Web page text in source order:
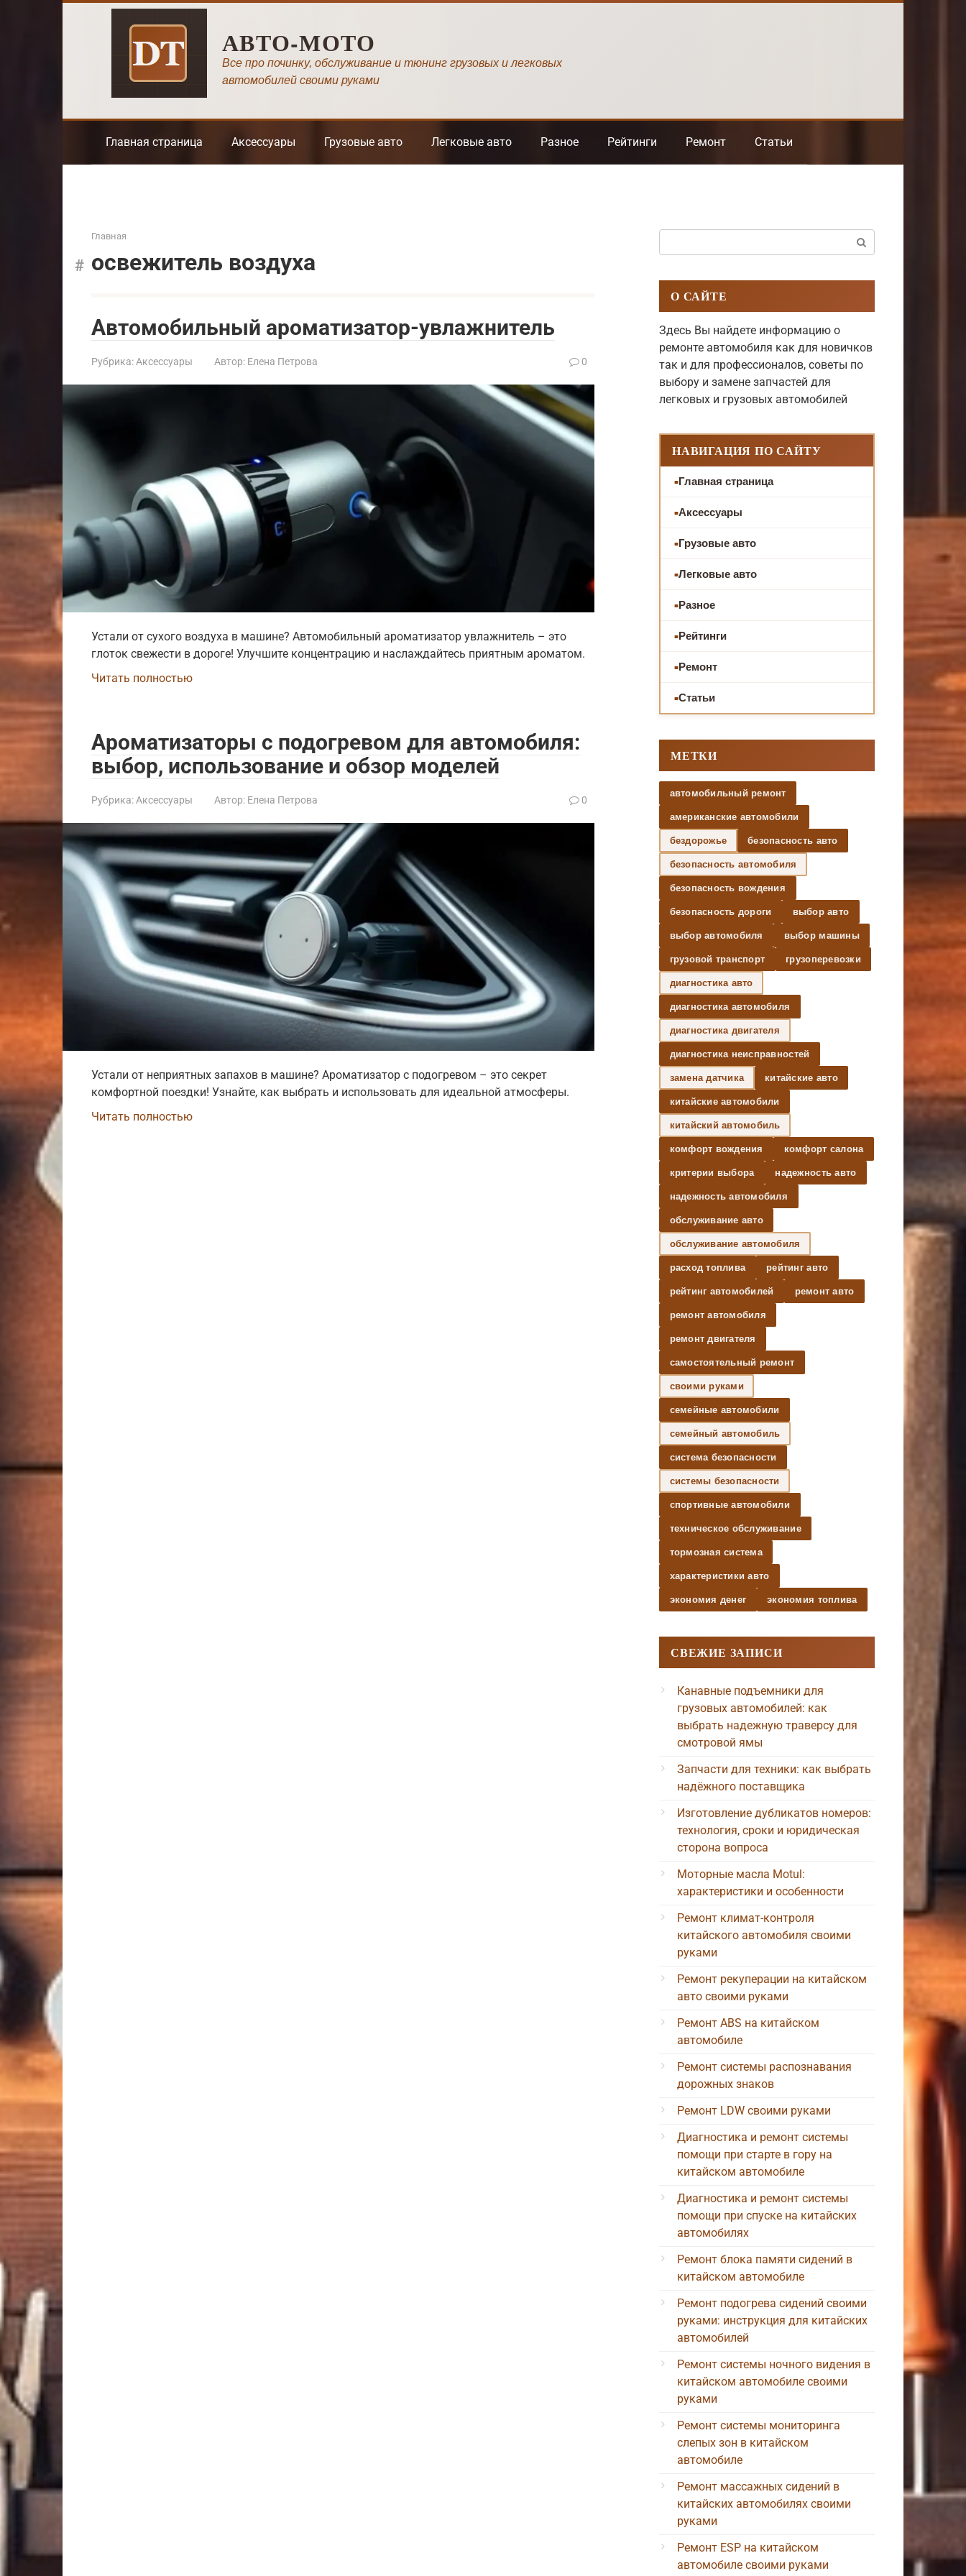
АВТО-МОТО
Все про починку, обслуживание и тюнинг грузовых и легковых
автомобилей своими руками
Главная страница Аксессуары Грузовые авто Легковые авто Разное Рейтинги Ремонт Статьи
Главная
освежитель воздуха
Автомобильный ароматизатор-увлажнитель
Рубрика: Аксессуары Автор: Елена Петрова 0
Устали от сухого воздуха в машине? Автомобильный ароматизатор увлажнитель – это
глоток свежести в дороге! Улучшите концентрацию и наслаждайтесь приятным ароматом.
Читать полностью
Ароматизаторы с подогревом для автомобиля:
выбор, использование и обзор моделей
Рубрика: Аксессуары Автор: Елена Петрова 0
Устали от неприятных запахов в машине? Ароматизатор с подогревом – это секрет
комфортной поездки! Узнайте, как выбрать и использовать для идеальной атмосферы.
Читать полностью
О САЙТЕ
Здесь Вы найдете информацию о
ремонте автомобиля как для новичков
так и для профессионалов, советы по
выбору и замене запчастей для
легковых и грузовых автомобилей
НАВИГАЦИЯ ПО САЙТУ
Главная страница
Аксессуары
Грузовые авто
Легковые авто
Разное
Рейтинги
Ремонт
Статьи
МЕТКИ
автомобильный ремонт
американские автомобили
бездорожье безопасность авто
безопасность автомобиля
безопасность вождения
безопасность дороги выбор авто
выбор автомобиля выбор машины
грузовой транспорт грузоперевозки
диагностика авто
диагностика автомобиля
диагностика двигателя
диагностика неисправностей
замена датчика китайские авто
китайские автомобили
китайский автомобиль
комфорт вождения комфорт салона
критерии выбора надежность авто
надежность автомобиля
обслуживание авто
обслуживание автомобиля
расход топлива рейтинг авто
рейтинг автомобилей ремонт авто
ремонт автомобиля
ремонт двигателя
самостоятельный ремонт
своими руками
семейные автомобили
семейный автомобиль
система безопасности
системы безопасности
спортивные автомобили
техническое обслуживание
тормозная система
характеристики авто
экономия денег экономия топлива
СВЕЖИЕ ЗАПИСИ
Канавные подъемники для
грузовых автомобилей: как
выбрать надежную траверсу для
смотровой ямы
Запчасти для техники: как выбрать
надёжного поставщика
Изготовление дубликатов номеров:
технология, сроки и юридическая
сторона вопроса
Моторные масла Motul:
характеристики и особенности
Ремонт климат-контроля
китайского автомобиля своими
руками
Ремонт рекуперации на китайском
авто своими руками
Ремонт ABS на китайском
автомобиле
Ремонт системы распознавания
дорожных знаков
Ремонт LDW своими руками
Диагностика и ремонт системы
помощи при старте в гору на
китайском автомобиле
Диагностика и ремонт системы
помощи при спуске на китайских
автомобилях
Ремонт блока памяти сидений в
китайском автомобиле
Ремонт подогрева сидений своими
руками: инструкция для китайских
автомобилей
Ремонт системы ночного видения в
китайском автомобиле своими
руками
Ремонт системы мониторинга
слепых зон в китайском
автомобиле
Ремонт массажных сидений в
китайских автомобилях своими
руками
Ремонт ESP на китайском
автомобиле своими руками